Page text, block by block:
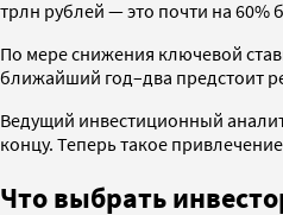
трлн рублей — это почти на 60%
По мере снижения ключевой
ближайший год–два предстоит
Ведущий инвестиционный
концу. Теперь такое
Что выбрать